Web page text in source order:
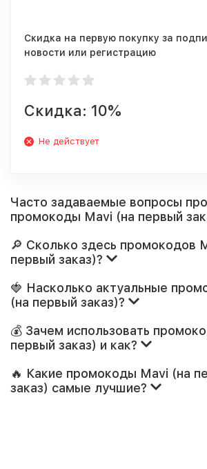
Скидка на первую покупку за
новости или регистрацию
Скидка: 10%
Не действует
Часто задаваемые вопросы про
промокоды Mavi (на первый
🔎 Сколько здесь промокодов
первый заказ)?
🍓 Насколько актуальные
(на первый заказ)?
💰 Зачем использовать
первый заказ) и как?
🔥 Какие промокоды Mavi (на
заказ) самые лучшие?